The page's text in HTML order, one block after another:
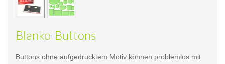
Blanko-Buttons
Buttons ohne aufgedrucktem Motiv können problemlos mit